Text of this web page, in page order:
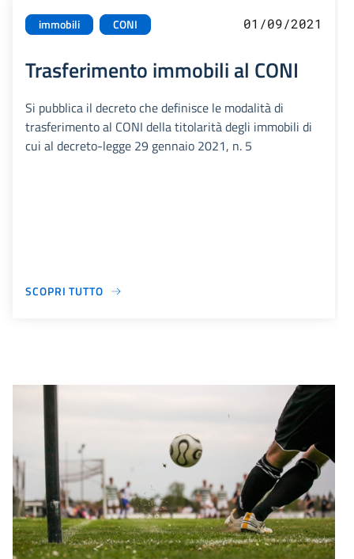
immobili CONI 01/09/2021
Trasferimento immobili al CONI
Si pubblica il decreto che definisce le modalità di
trasferimento al CONI della titolarità degli immobili di
cui al decreto-legge 29 gennaio 2021, n. 5
SCOPRI TUTTO